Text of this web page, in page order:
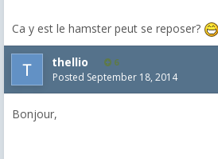
Ca y est le hamster peut se reposer?
thellio 6
Posted September 18, 2014
Bonjour,